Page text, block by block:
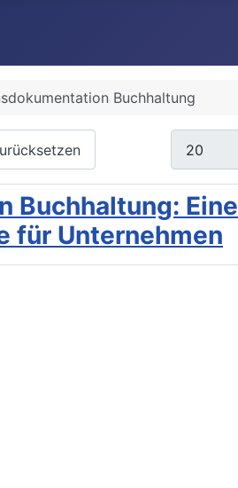
Buchhaltung
Buchhaltung: Eine
für Unternehmen